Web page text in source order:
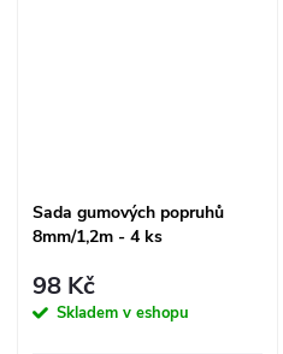
Sada gumových popruhů
8mm/1,2m - 4 ks
98 Kč
Skladem v eshopu